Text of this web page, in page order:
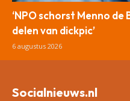
‘NPO schorst Menno
delen van dickpic’
6 augustus 2026
Socialnieuws.nl